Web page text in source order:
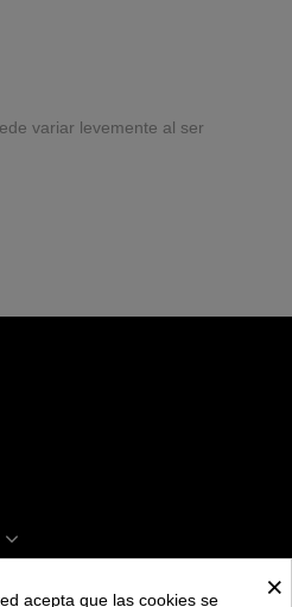
variar levemente al ser
×
acepta que las cookies se